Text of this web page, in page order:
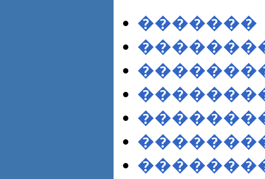
�������